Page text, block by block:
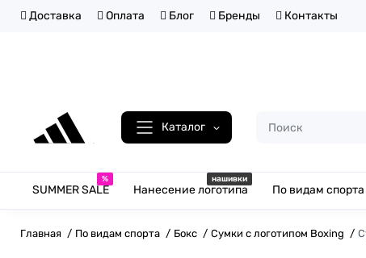
Доставка Оплата Блог Бренды Контакты
Каталог
%
SUMMER SALE
нашивки
Нанесение логотипа По видам спорта
Главная По видам спорта Бокс Сумки с логотипом Boxing